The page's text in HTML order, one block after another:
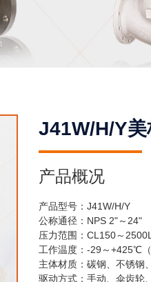
J41W/H/Y美
产品概况
产品型号：J41W/H/Y
公称通径：NPS 2"～24"
压力范围：CL150～
工作温度：-29～+425℃
主体材质：碳钢、不锈钢
驱动方式：手动、伞齿轮